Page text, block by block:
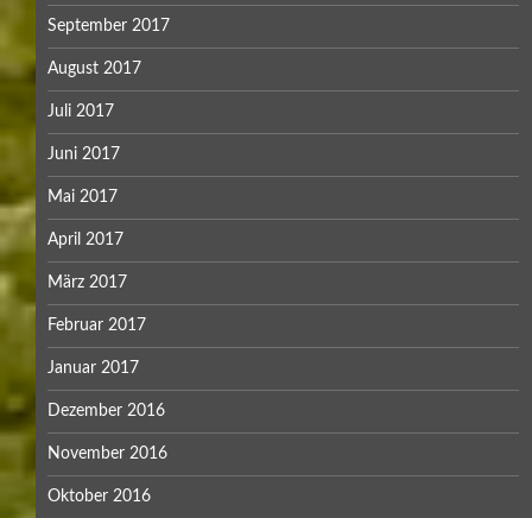
September 2017
August 2017
Juli 2017
Juni 2017
Mai 2017
April 2017
März 2017
Februar 2017
Januar 2017
Dezember 2016
November 2016
Oktober 2016